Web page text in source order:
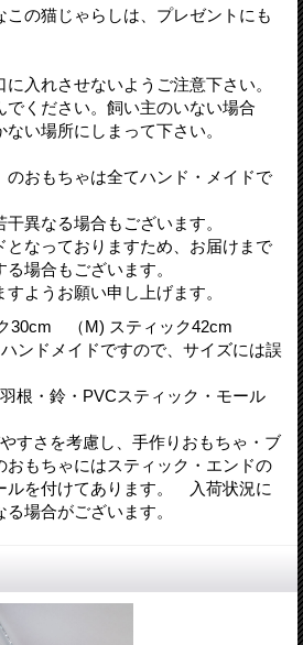
この猫じゃらしは、プレゼントにも
入れさせないようご注意下さい。
でください。飼い主のいない場合
い場所にしまって下さい。
おもちゃは全てハンド・メイドで
異なる場合もございます。
となっておりますため、お届けまで
場合もございます。
ようお願い申し上げます。
ク30cm （M) スティック42cm
ハンドメイドですので、サイズには誤
根・鈴・PVCスティック・モール
すさを考慮し、手作りおもちゃ・ブ
おもちゃにはスティック・エンドの
ルを付けてあります。 入荷状況に
場合がございます。